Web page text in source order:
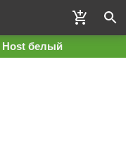
Host белый